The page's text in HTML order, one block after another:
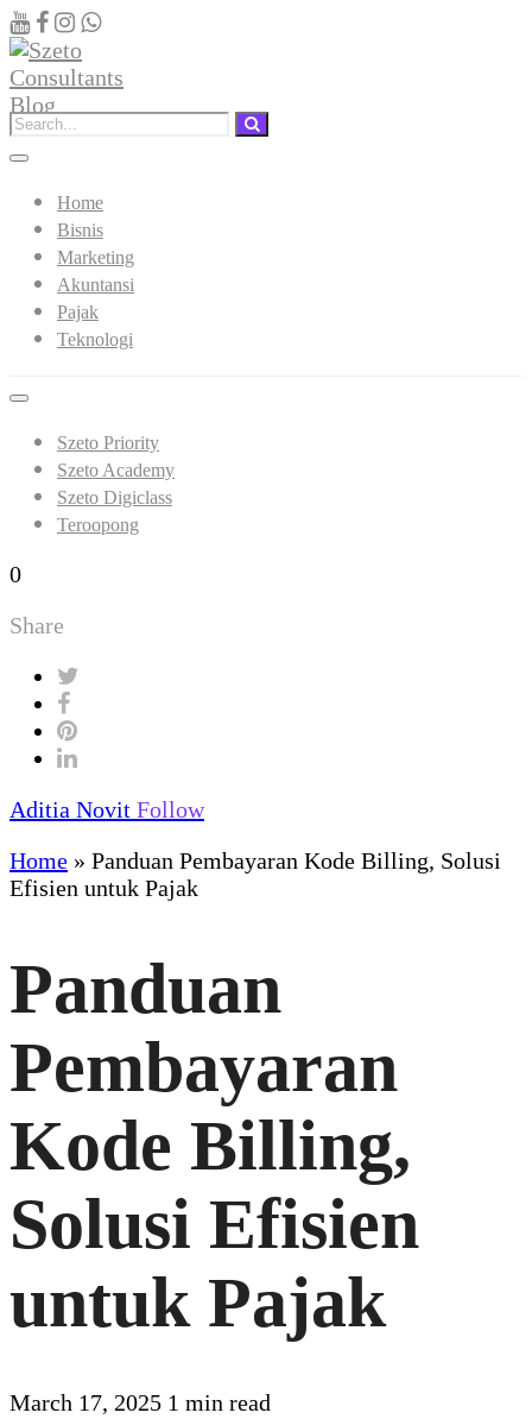
Home
Bisnis
Marketing
Akuntansi
Pajak
Teknologi
Szeto Priority
Szeto Academy
Szeto Digiclass
Teroopong
0
Share
Aditia Novit Follow
Home » Panduan Pembayaran Kode Billing, Solusi
Efisien untuk Pajak
Panduan
Pembayaran
Kode Billing,
Solusi Efisien
untuk Pajak
March 17, 2025 1 min read